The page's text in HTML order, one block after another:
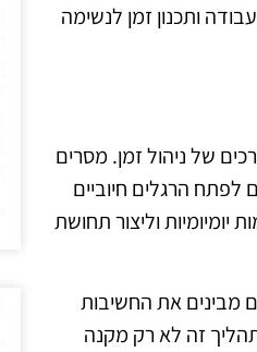
ותכנון זמן לנשימה
של ניהול זמן. מסרים
לפתח הרגלים חיוביים
וליצור תחושת
מבינים את החשיבות
תהליך זה לא רק מקנה